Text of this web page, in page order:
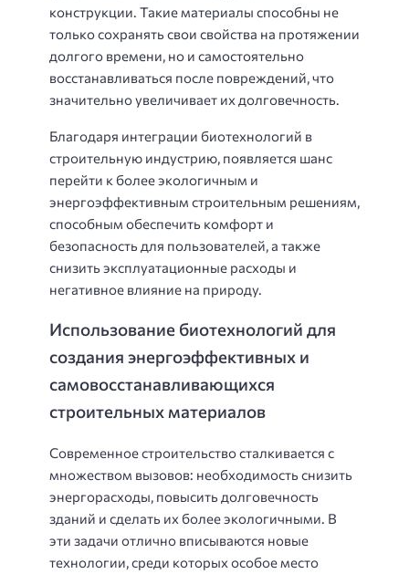
конструкции. Такие материалы способны не
только сохранять свои свойства на протяжении
долгого времени, но и самостоятельно
восстанавливаться после повреждений, что
значительно увеличивает их долговечность.
Благодаря интеграции биотехнологий в
строительную индустрию, появляется шанс
перейти к более экологичным и
энергоэффективным строительным решениям,
способным обеспечить комфорт и
безопасность для пользователей, а также
снизить эксплуатационные расходы и
негативное влияние на природу.
Использование биотехнологий для
создания энергоэффективных и
самовосстанавливающихся
строительных материалов
Современное строительство сталкивается с
множеством вызовов: необходимость снизить
энергорасходы, повысить долговечность
зданий и сделать их более экологичными. В
эти задачи отлично вписываются новые
технологии, среди которых особое место